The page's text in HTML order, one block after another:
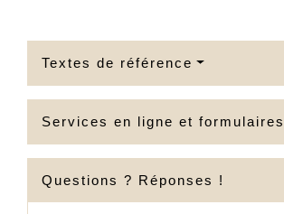
Textes de référence
Services en ligne et formulaires
Questions ? Réponses !